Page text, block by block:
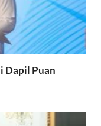
Dapil Puan